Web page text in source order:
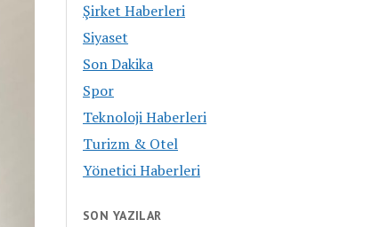
Şirket Haberleri
Siyaset
Son Dakika
Spor
Teknoloji Haberleri
Turizm & Otel
Yönetici Haberleri
SON YAZILAR